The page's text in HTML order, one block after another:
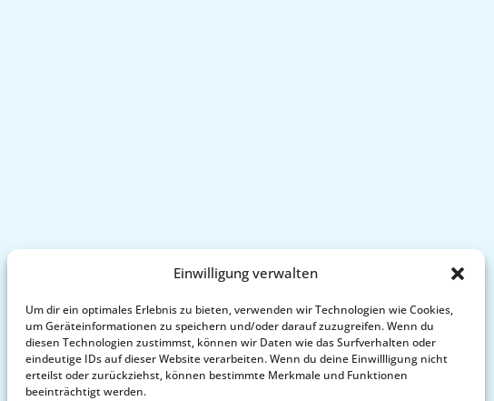
Einwilligung verwalten
Um dir ein optimales Erlebnis zu bieten, verwenden wir Technologien wie Cookies,
um Geräteinformationen zu speichern und/oder darauf zuzugreifen. Wenn du
diesen Technologien zustimmst, können wir Daten wie das Surfverhalten oder
eindeutige IDs auf dieser Website verarbeiten. Wenn du deine Einwillligung nicht
erteilst oder zurückziehst, können bestimmte Merkmale und Funktionen
beeinträchtigt werden.